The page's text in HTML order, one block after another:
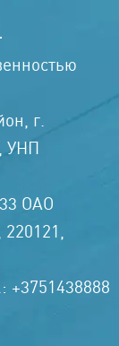
г.
УНП
ОАО
+3751438888